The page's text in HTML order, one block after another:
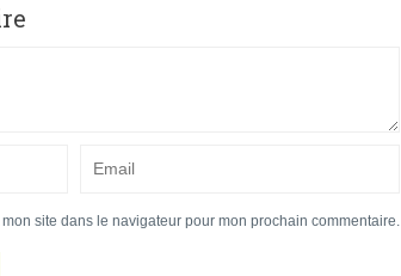
site dans le navigateur pour mon prochain commentaire.